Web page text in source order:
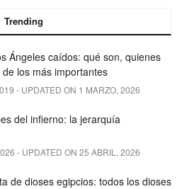
Trending
Ángeles caídos: qué son, quienes
los más importantes
- UPDATED ON 1 MARZO, 2026
del infierno: la jerarquía
- UPDATED ON 25 ABRIL, 2026
de dioses egipcios: todos los dioses